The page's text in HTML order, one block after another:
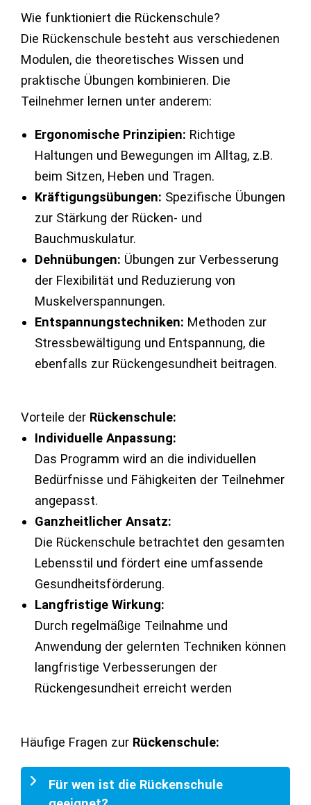
Wie funktioniert die Rückenschule?
Die Rückenschule besteht aus verschiedenen
Modulen, die theoretisches Wissen und
praktische Übungen kombinieren. Die
Teilnehmer lernen unter anderem:
Ergonomische Prinzipien: Richtige
Haltungen und Bewegungen im Alltag, z.B.
beim Sitzen, Heben und Tragen.
Kräftigungsübungen: Spezifische Übungen
zur Stärkung der Rücken- und
Bauchmuskulatur.
Dehnübungen: Übungen zur Verbesserung
der Flexibilität und Reduzierung von
Muskelverspannungen.
Entspannungstechniken: Methoden zur
Stressbewältigung und Entspannung, die
ebenfalls zur Rückengesundheit beitragen.
Vorteile der Rückenschule:
Individuelle Anpassung:
Das Programm wird an die individuellen
Bedürfnisse und Fähigkeiten der Teilnehmer
angepasst.
Ganzheitlicher Ansatz:
Die Rückenschule betrachtet den gesamten
Lebensstil und fördert eine umfassende
Gesundheitsförderung.
Langfristige Wirkung:
Durch regelmäßige Teilnahme und
Anwendung der gelernten Techniken können
langfristige Verbesserungen der
Rückengesundheit erreicht werden
Häufige Fragen zur Rückenschule:
Für wen ist die Rückenschule